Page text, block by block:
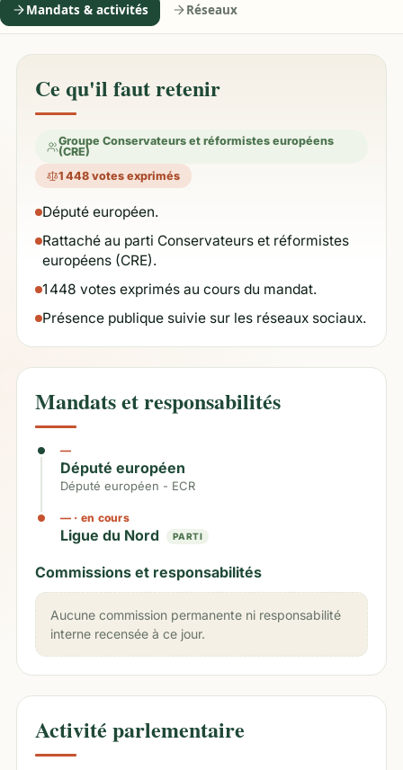
Mandats & activités Réseaux
Ce qu'il faut retenir
Groupe Conservateurs et réformistes européens
(CRE)
1 448 votes exprimés
Député européen.
Rattaché au parti Conservateurs et réformistes
européens (CRE).
1 448 votes exprimés au cours du mandat.
Présence publique suivie sur les réseaux sociaux.
Mandats et responsabilités
—
Député européen
Député européen - ECR
— · en cours
Ligue du Nord PARTI
Commissions et responsabilités
Aucune commission permanente ni responsabilité
interne recensée à ce jour.
Activité parlementaire